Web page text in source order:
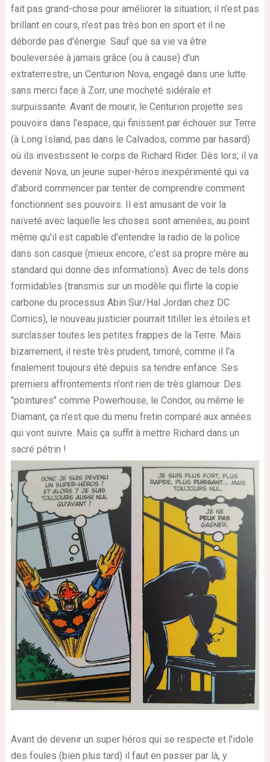
fait pas grand-chose pour améliorer la situation; il n'est pas
brillant en cours, n'est pas très bon en sport et il ne
déborde pas d'énergie. Sauf que sa vie va être
bouleversée à jamais grâce (ou à cause) d'un
extraterrestre, un Centurion Nova, engagé dans une lutte
sans merci face à Zorr, une mocheté sidérale et
surpuissante. Avant de mourir, le Centurion projette ses
pouvoirs dans l'espace, qui finissent par échouer sur Terre
(à Long Island, pas dans le Calvados, comme par hasard)
où ils investissent le corps de Richard Rider. Dès lors, il va
devenir Nova, un jeune super-héros inexpérimenté qui va
d'abord commencer par tenter de comprendre comment
fonctionnent ses pouvoirs. Il est amusant de voir la
naïveté avec laquelle les choses sont amenées, au point
même qu'il est capable d'entendre la radio de la police
dans son casque (mieux encore, c'est sa propre mère au
standard qui donne des informations). Avec de tels dons
formidables (transmis sur un modèle qui flirte la copie
carbone du processus Abin Sur/Hal Jordan chez DC
Comics), le nouveau justicier pourrait titiller les étoiles et
surclasser toutes les petites frappes de la Terre. Mais
bizarrement, il reste très prudent, timoré, comme il l'a
finalement toujours été depuis sa tendre enfance. Ses
premiers affrontements n'ont rien de très glamour. Des
"pointures" comme Powerhouse, le Condor, ou même le
Diamant, ça n'est que du menu fretin comparé aux années
qui vont suivre. Mais ça suffit à mettre Richard dans un
sacré pétrin !
Avant de devenir un super héros qui se respecte et l'idole
des foules (bien plus tard) il faut en passer par là, y